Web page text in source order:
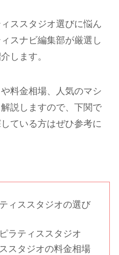
ススタジオ選びに悩ん
スナビ編集部が厳選し
します。
料金相場、人気のマシ
説しますので、下関で
ている方はぜひ参考に
ィススタジオの選び
ラティススタジオ
スタジオの料金相場